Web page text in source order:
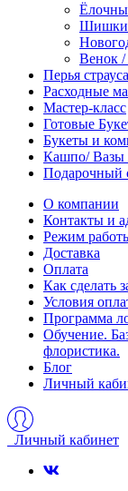
Шишки
Венок /
Перья страуса
Расходные
Мастер-класс
Готовые
Букеты и
Кашпо/ Вазы
Подарочный
О компании
Контакты и
Режим
Доставка
Оплата
Как сделать
Условия
Программа
Обучение.
флористика.
Блог
Личный
Личный кабинет